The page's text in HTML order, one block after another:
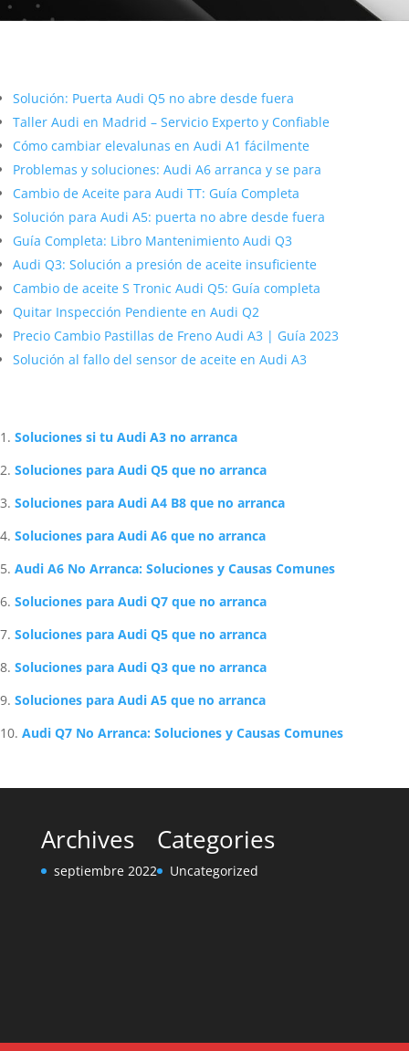
Solución: Puerta Audi Q5 no abre desde fuera
Taller Audi en Madrid – Servicio Experto y Confiable
Cómo cambiar elevalunas en Audi A1 fácilmente
Problemas y soluciones: Audi A6 arranca y se para
Cambio de Aceite para Audi TT: Guía Completa
Solución para Audi A5: puerta no abre desde fuera
Guía Completa: Libro Mantenimiento Audi Q3
Audi Q3: Solución a presión de aceite insuficiente
Cambio de aceite S Tronic Audi Q5: Guía completa
Quitar Inspección Pendiente en Audi Q2
Precio Cambio Pastillas de Freno Audi A3 | Guía 2023
Solución al fallo del sensor de aceite en Audi A3
Soluciones si tu Audi A3 no arranca
Soluciones para Audi Q5 que no arranca
Soluciones para Audi A4 B8 que no arranca
Soluciones para Audi A6 que no arranca
Audi A6 No Arranca: Soluciones y Causas Comunes
Soluciones para Audi Q7 que no arranca
Soluciones para Audi Q5 que no arranca
Soluciones para Audi Q3 que no arranca
Soluciones para Audi A5 que no arranca
Audi Q7 No Arranca: Soluciones y Causas Comunes
Archives
septiembre 2022
Categories
Uncategorized